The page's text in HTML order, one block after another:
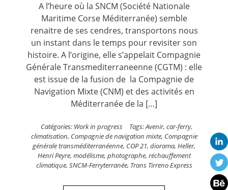
A l’heure où la SNCM (Société Nationale
Maritime Corse Méditerranée) semble
renaitre de ses cendres, transportons nous
un instant dans le temps pour revisiter son
histoire. A l’origine, elle s’appelait Compagnie
Générale Transmediterraneenne (CGTM) : elle
est issue de la fusion de la Compagnie de
Navigation Mixte (CNM) et des activités en
Méditerranée de la […]
Catégories: Work in progress Tags:Avenir, car-ferry,
climatisation, Compagnie de navigation mixte, Compagnie
générale transméditerranéenne, COP 21, diorama, Heller,
Henri Peyre, modélisme, photographe, réchauffement
climatique, SNCM-Ferryterranée, Trans Tirreno Express